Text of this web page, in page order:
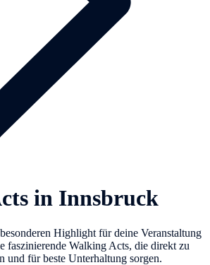
in Innsbruck
Highlight für deine Veranstaltung
faszinierende Walking Acts, die direkt zu
und für beste Unterhaltung sorgen.